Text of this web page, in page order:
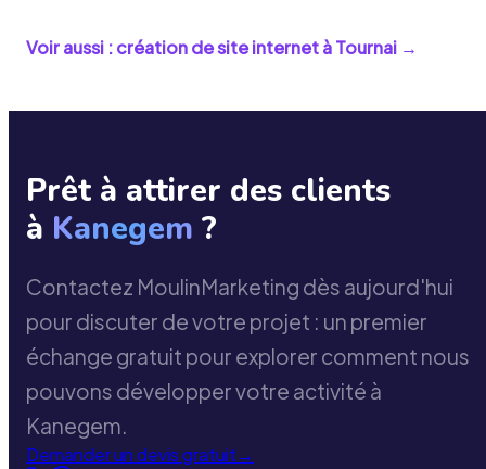
Voir aussi : création de site internet àTournai →
Prêt à attirer des clients
à Kanegem ?
Contactez MoulinMarketing dès aujourd'hui
pour discuter de votre projet : un premier
échange gratuit pour explorer comment nous
pouvons développer votre activité à
Kanegem.
Demander un devis gratuit→